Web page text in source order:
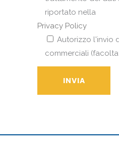
riportato nella
Privacy Policy
Autorizzo l'invio
commerciali